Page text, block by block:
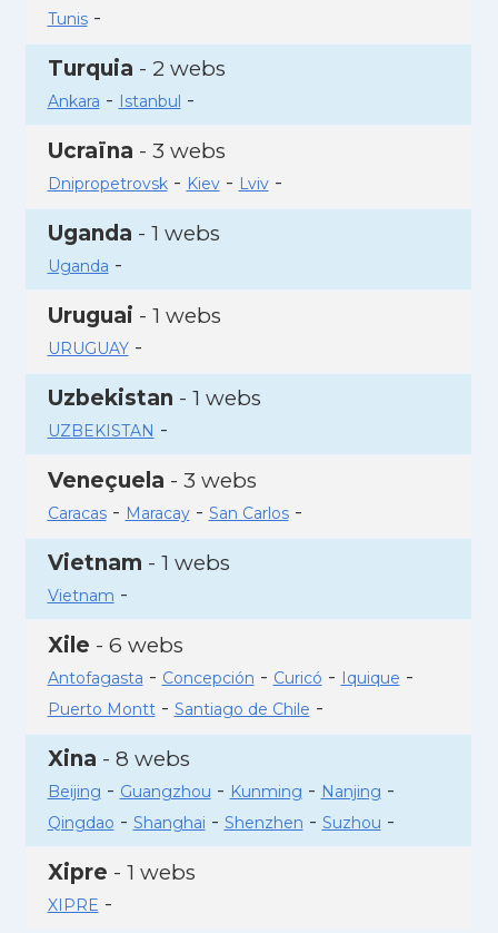
Tunis-
Turquia - 2 webs
Ankara - Istanbul -
Ucraïna - 3 webs
Dnipropetrovsk- Kiev- Lviv-
Uganda - 1 webs
Uganda -
Uruguai - 1 webs
URUGUAY-
Uzbekistan - 1 webs
UZBEKISTAN -
Veneçuela - 3 webs
Caracas- Maracay- San Carlos-
Vietnam - 1 webs
Vietnam -
Xile - 6 webs
Antofagasta - Concepción - Curicó - Iquique -
Puerto Montt- Santiago de Chile -
Xina - 8 webs
Beijing - Guangzhou - Kunming - Nanjing -
Qingdao - Shanghai - Shenzhen - Suzhou -
Xipre - 1 webs
XIPRE -